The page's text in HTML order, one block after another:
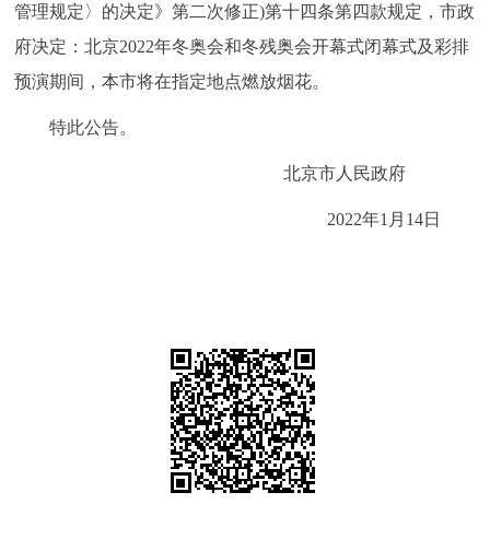
参与调查 在线访谈 图说互动
走进北京
北京概况
FRANÇAIS
العربية
管理规定〉的决定》第二次修正)第十四条第四款规定，市政
府决定：北京2022年冬奥会和冬残奥会开幕式闭幕式及彩排
预演期间，本市将在指定地点燃放烟花。
特此公告。
北京市人民政府
2022年1月14日